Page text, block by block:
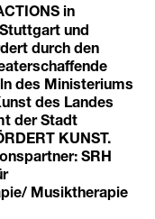
in
und
durch den
des Ministeriums
des Landes
der Stadt
KUNST.
SRH
Musiktherapie